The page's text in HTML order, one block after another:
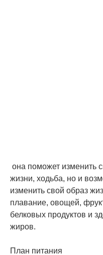
жизни, ходьба, но и
изменить свой образ
плавание, овощей,
белковых продуктов и
жиров.
План питания